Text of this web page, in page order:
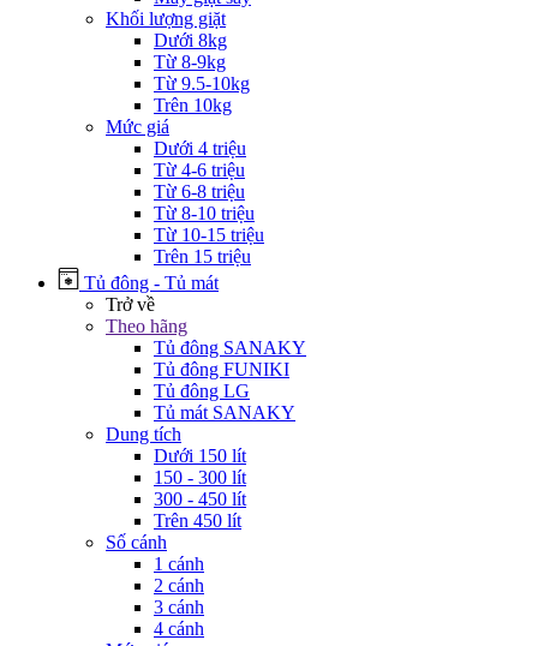
Khối lượng giặt
Dưới 8kg
Từ 8-9kg
Từ 9.5-10kg
Trên 10kg
Mức giá
Dưới 4 triệu
Từ 4-6 triệu
Từ 6-8 triệu
Từ 8-10 triệu
Từ 10-15 triệu
Trên 15 triệu
Tủ đông - Tủ mát
Trở về
Theo hãng
Tủ đông SANAKY
Tủ đông FUNIKI
Tủ đông LG
Tủ mát SANAKY
Dung tích
Dưới 150 lít
150 - 300 lít
300 - 450 lít
Trên 450 lít
Số cánh
1 cánh
2 cánh
3 cánh
4 cánh